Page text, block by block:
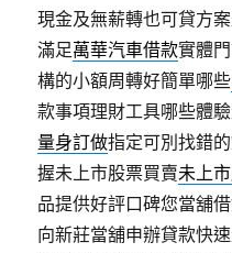
現金及無薪轉也可貸方
滿足萬華汽車借款實體
構的小額周轉好簡單哪些
款事項理財工具哪些體
量身訂做指定可別找錯
握未上市股票買賣未上
品提供好評口碑您當舖
向新莊當舖申辦貸款快